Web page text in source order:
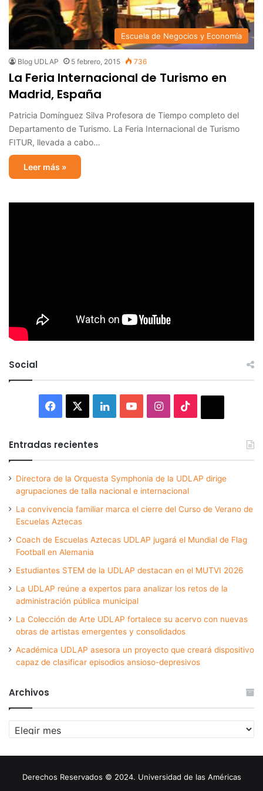
Escuela de Negocios y Economía
Blog UDLAP 5 febrero, 2015 736
La Feria Internacional de Turismo en
Madrid, España
Patricia Domínguez Silva Profesora de Tiempo completo del
Departamento de Turismo. La Feria Internacional de Turismo
FITUR, llevada a cabo…
Leer más »
Social
Facebook LinkedInYouTubeInstagram
Entradas recientes
Directora de la Orquesta Symphonia de la UDLAP dirige
agrupaciones de talla nacional e internacional
La convivencia familiar marca el cierre del Curso de Verano de
Escuelas Aztecas
Coach de Escuelas Aztecas UDLAP jugará el Mundial de Flag
Football en Alemania
Estudiantes STEM de la UDLAP destacan en el MUTVI 2026
La UDLAP reúne a expertos para analizar los retos de la
administración pública municipal
La Colección de Arte UDLAP fortalece su acervo con nuevas
obras de artistas emergentes y consolidados
Académica UDLAP asesora un proyecto que creará dispositivo
capaz de clasificar episodios ansioso-depresivos
Archivos
Archivos
Derechos Reservados © 2024. Universidad de las Américas